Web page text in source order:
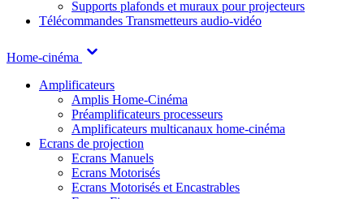
Supports plafonds et muraux pour projecteurs
Télécommandes Transmetteurs audio-vidéo
Home-cinéma
Amplificateurs
Amplis Home-Cinéma
Préamplificateurs processeurs
Amplificateurs multicanaux home-cinéma
Ecrans de projection
Ecrans Manuels
Ecrans Motorisés
Ecrans Motorisés et Encastrables